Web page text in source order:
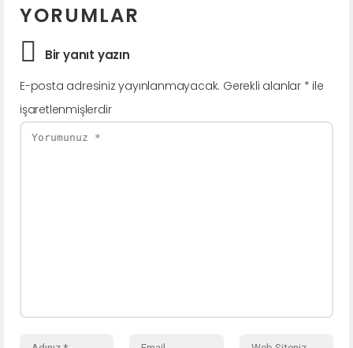
YORUMLAR
Bir yanıt yazın
E-posta adresiniz yayınlanmayacak. Gerekli alanlar * ile
işaretlenmişlerdir